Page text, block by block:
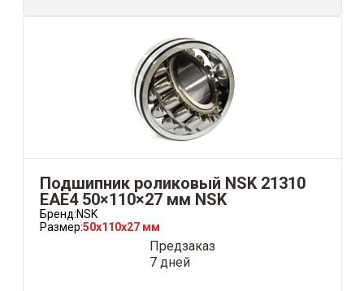
Подшипник роликовый NSK 21310
EAE4 50×110×27 мм NSK
Бренд:NSK
Размер:50x110x27 мм
Предзаказ
7 дней